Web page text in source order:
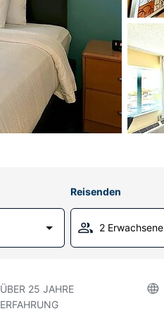
Reisenden
2 Erwachsene
ÜBER 25 JAHRE
ERFAHRUNG